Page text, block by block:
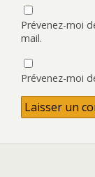
Prévenez-moi
mail.
Prévenez-moi